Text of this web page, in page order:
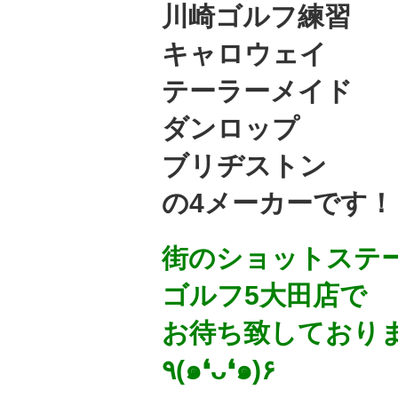
川崎ゴルフ練習
キャロウェイ
テーラーメイド
ダンロップ
ブリヂストン
の4メーカーです！
街のショットステ
ゴルフ5大田店で
お待ち致しており
٩(๑❛ᴗ❛๑)۶